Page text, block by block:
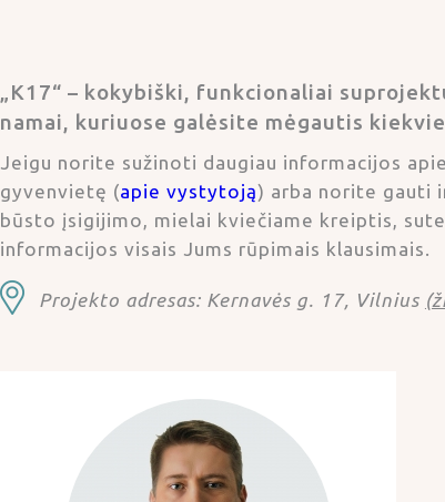
„K17“ – kokybiški, funkcionaliai
namai, kuriuose galėsite mėgautis
Jeigu norite sužinoti daugiau informacijos
gyvenvietę (apie vystytoją) arba norite gauti
būsto įsigijimo, mielai kviečiame kreiptis,
informacijos visais Jums rūpimais klausimais.
Projekto adresas: Kernavės g. 17, Vilnius